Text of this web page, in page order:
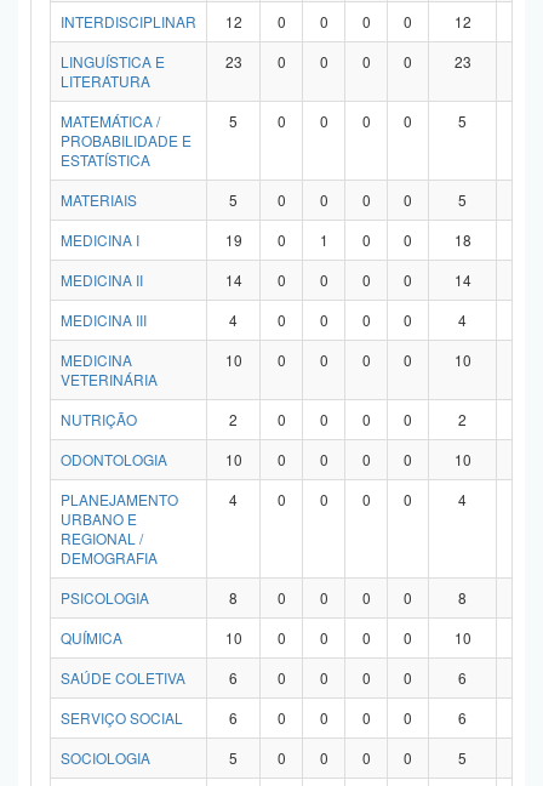
INTERDISCIPLINAR
12 0 0 0 0 12
LINGUÍSTICA E
LITERATURA
23 0 0 0 0 23
MATEMÁTICA /
PROBABILIDADE E
ESTATÍSTICA
5 0 0 0 0 5
MATERIAIS 5 0 0 0 0 5
MEDICINA I
19 0 1 0 0 18
MEDICINA II
14 0 0 0 0 14
MEDICINA III
4 0 0 0 0 4
MEDICINA
VETERINÁRIA
10 0 0 0 0 10
NUTRIÇÃO 2 0 0 0 0 2
ODONTOLOGIA
10 0 0 0 0 10
PLANEJAMENTO
URBANO E
REGIONAL /
DEMOGRAFIA
4 0 0 0 0 4
PSICOLOGIA 8 0 0 0 0 8
QUÍMICA
10 0 0 0 0 10
SAÚDE COLETIVA
6 0 0 0 0 6
SERVIÇO SOCIAL
6 0 0 0 0 6
SOCIOLOGIA
5 0 0 0 0 5